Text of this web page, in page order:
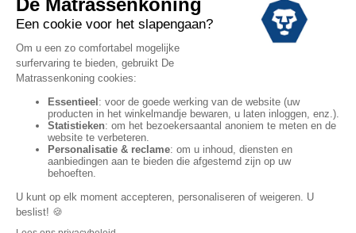
Black Friday
Voorraadverkoop
Algemene verkoopvoorwaarden voor winkels
Algemene verkoopvoorwaarden op internet
Wettelijke Bepalingen
Persoonlijke gegevens
Kortingscodes De Matrassenkoning
Copyright © 2022. All rights reserved.